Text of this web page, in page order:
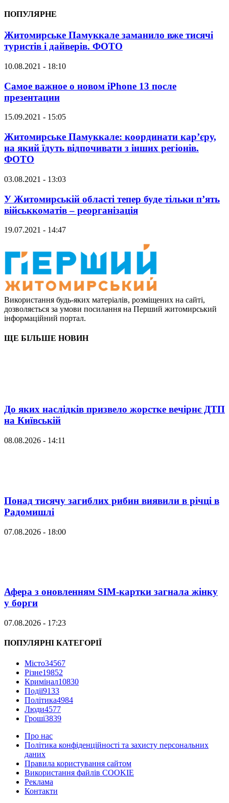
ПОПУЛЯРНЕ
Житомирське Памуккале заманило вже тисячі
туристів і дайверів. ФОТО
10.08.2021 - 18:10
Самое важное о новом iPhone 13 после
презентации
15.09.2021 - 15:05
Житомирське Памуккале: координати кар’єру,
на який їдуть відпочивати з інших регіонів.
ФОТО
03.08.2021 - 13:03
У Житомирській області тепер буде тільки п’ять
військкоматів – реорганізація
19.07.2021 - 14:47
Використання будь-яких матеріалів, розміщених на сайті,
дозволяється за умови посилання на Перший житомирський
інформаційний портал.
ЩЕ БІЛЬШЕ НОВИН
До яких наслідків призвело жорстке вечірнє ДТП
на Київській
08.08.2026 - 14:11
Понад тисячу загиблих рибин виявили в річці в
Радомишлі
07.08.2026 - 18:00
Афера з оновленням SIM-картки загнала жінку
у борги
07.08.2026 - 17:23
ПОПУЛЯРНІ КАТЕГОРІЇ
Місто34567
Різне19852
Кримінал10830
Події9133
Політика4984
Люди4577
Гроші3839
Про нас
Політика конфіденційності та захисту персональних
даних
Правила користування сайтом
Використання файлів COOKIE
Реклама
Контакти